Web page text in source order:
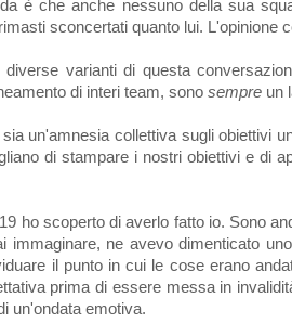
è che anche nessuno della sua
sconcertati quanto lui. L'opinione
varianti di questa
di interi team, sono sempre un
un'amnesia collettiva sugli obiettivi
di stampare i nostri obiettivi e di
ho scoperto di averlo fatto io. Sono
immaginare, ne avevo dimenticato
il punto in cui le cose erano
prima di essere messa in
un'ondata emotiva.